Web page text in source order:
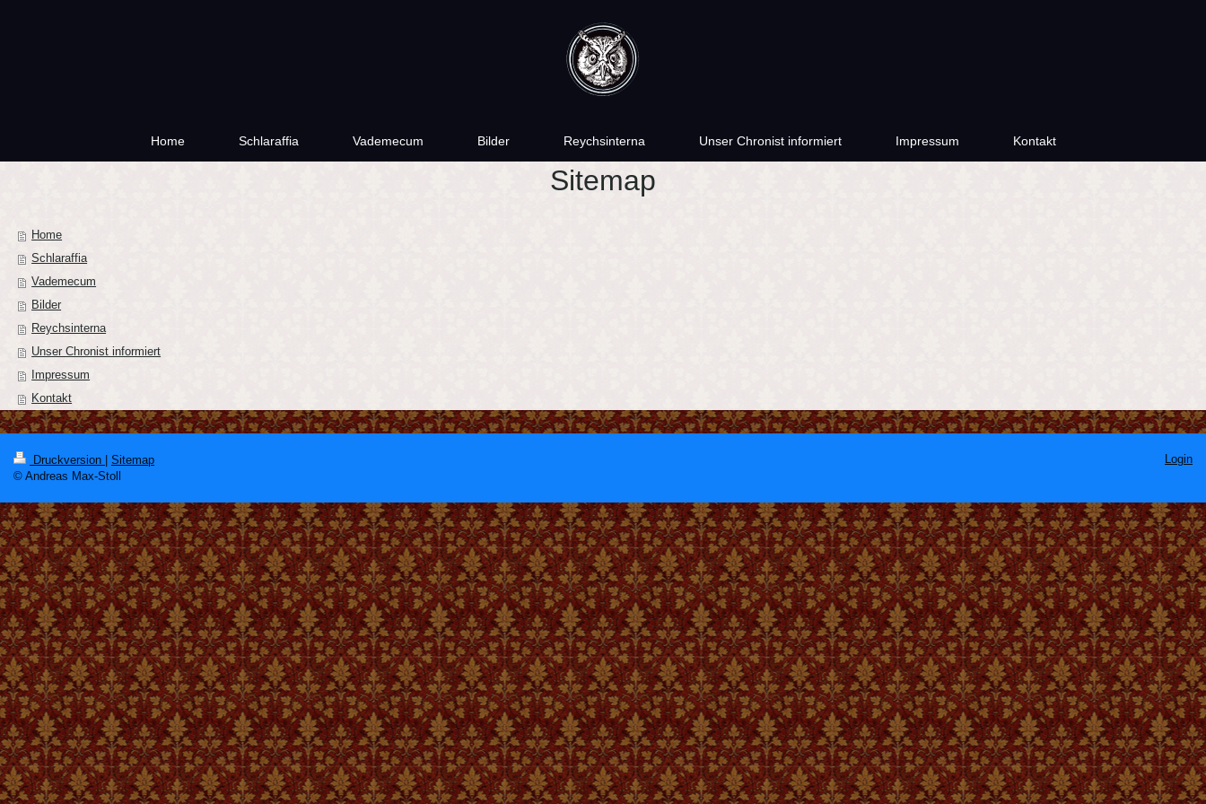
Home Schlaraffia Vademecum Bilder Reychsinterna Unser Chronist informiert Impressum Kontakt
Sitemap
Home
Schlaraffia
Vademecum
Bilder
Reychsinterna
Unser Chronist informiert
Impressum
Kontakt
Druckversion | Sitemap
© Andreas Max-Stoll
Login